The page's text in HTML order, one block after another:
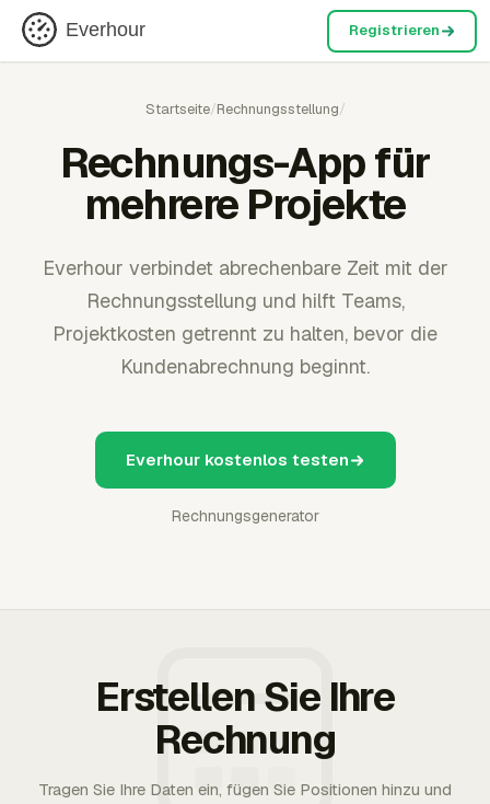
Everhour Registrieren
Startseite/Rechnungsstellung/
Rechnungs-App für
mehrere Projekte
Everhour verbindet abrechenbare Zeit mit der
Rechnungsstellung und hilft Teams,
Projektkosten getrennt zu halten, bevor die
Kundenabrechnung beginnt.
Everhour kostenlos testen
Rechnungsgenerator
Erstellen Sie Ihre
Rechnung
Tragen Sie Ihre Daten ein, fügen Sie Positionen hinzu und